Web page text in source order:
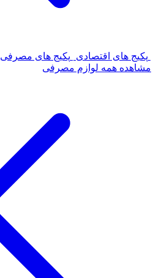
پکیج های اقتصادی پکیج های مصرفی
مشاهده همه لوازم مصرفی